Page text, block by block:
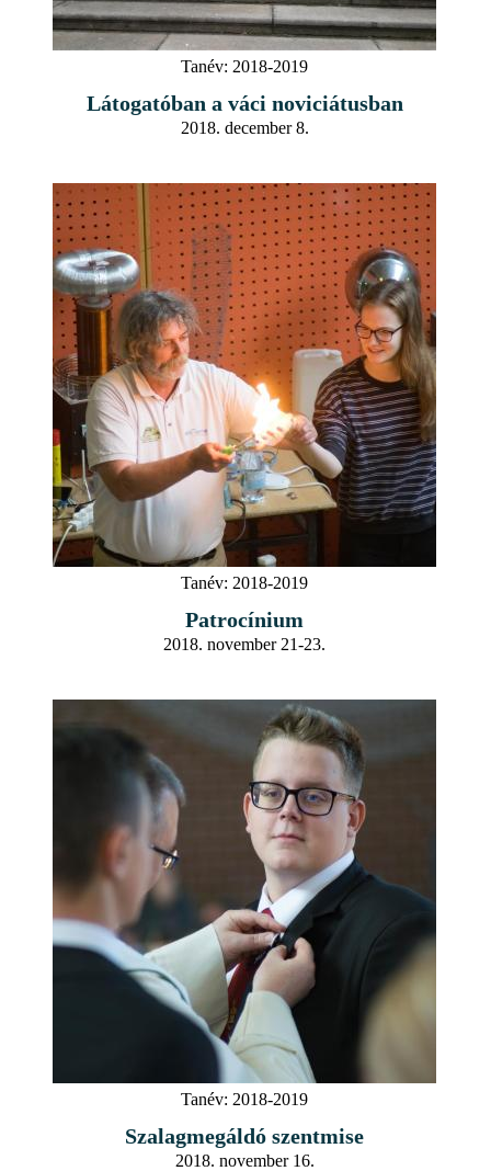
Tanév: 2018-2019
Látogatóban a váci noviciátusban
2018. december 8.
Tanév: 2018-2019
Patrocínium
2018. november 21-23.
Tanév: 2018-2019
Szalagmegáldó szentmise
2018. november 16.